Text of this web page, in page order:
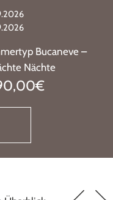
Bucaneve –
Nächte